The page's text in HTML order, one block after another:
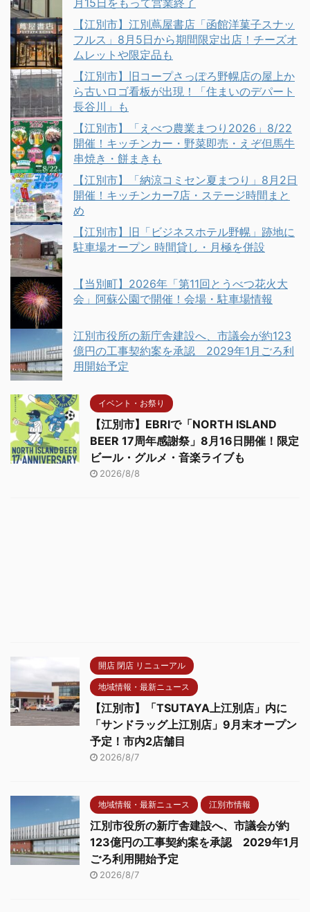
月15日をもって営業終了
【江別市】江別蔦屋書店「函館洋菓子スナッ
フルス」8月5日から期間限定出店！チーズオ
ムレットや限定品も
【江別市】旧コープさっぽろ野幌店の屋上か
ら古いロゴ看板が出現！「住まいのデパート
長谷川」も
【江別市】「えべつ農業まつり2026」8/22
開催！キッチンカー・野菜即売・えぞ但馬牛
串焼き・餅まきも
【江別市】「納涼コミセン夏まつり」8月2日
開催！キッチンカー7店・ステージ時間まと
め
【江別市】旧「ビジネスホテル野幌」跡地に
駐車場オープン 時間貸し・月極を併設
【当別町】2026年「第11回とうべつ花火大
会」阿蘇公園で開催！会場・駐車場情報
江別市役所の新庁舎建設へ、市議会が約123
億円の工事契約案を承認 2029年1月ごろ利
用開始予定
イベント・お祭り
【江別市】EBRIで「NORTH ISLAND
BEER 17周年感謝祭」8月16日開催！限定
ビール・グルメ・音楽ライブも
2026/8/8
開店 閉店 リニューアル
地域情報・最新ニュース
【江別市】「TSUTAYA上江別店」内に
「サンドラッグ上江別店」9月末オープン
予定！市内2店舗目
2026/8/7
地域情報・最新ニュース 江別市情報
江別市役所の新庁舎建設へ、市議会が約
123億円の工事契約案を承認 2029年1月
ごろ利用開始予定
2026/8/7